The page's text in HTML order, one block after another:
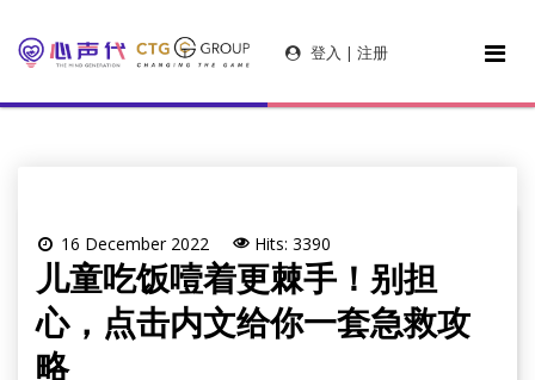
登入 | 注册
16 December 2022 Hits: 3390
儿童吃饭噎着更棘手！别担
心，点击内文给你一套急救攻
略